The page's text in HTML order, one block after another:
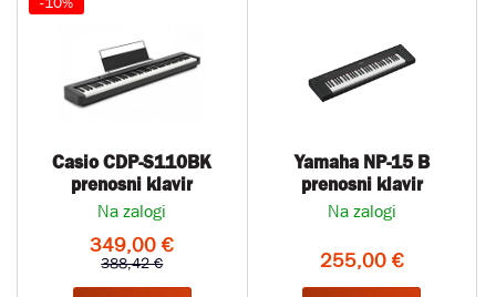
Casio CDP-S110BK
prenosni klavir
Na zalogi
349,00 €
388,42 €
Yamaha NP-15 B
prenosni klavir
Na zalogi
255,00 €